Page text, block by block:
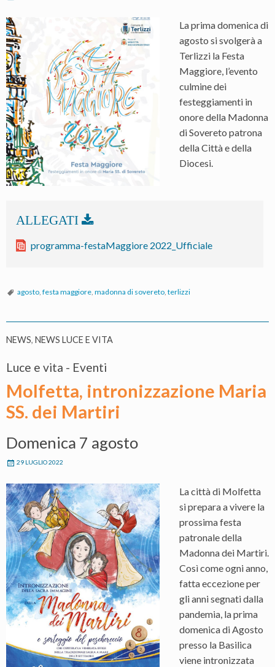
La prima domenica di
agosto si svolgerà a
Terlizzi la Festa
Maggiore, l’evento
culmine dei
festeggiamenti in
onore della Madonna
di Sovereto patrona
della Città e della
Diocesi.
programma-festaMaggiore 2022_Ufficiale
agosto, festa maggiore, madonna di sovereto, terlizzi
NEWS, NEWS LUCE E VITA
Luce e vita - Eventi
Molfetta, intronizzazione Maria
SS. dei Martiri
Domenica 7 agosto
29 LUGLIO 2022
La città di Molfetta
si prepara a vivere la
prossima festa
patronale della
Madonna dei Martiri.
Così come ogni anno,
fatta eccezione per
gli anni segnati dalla
pandemia, la prima
domenica di Agosto
presso la Basilica
viene intronizzata